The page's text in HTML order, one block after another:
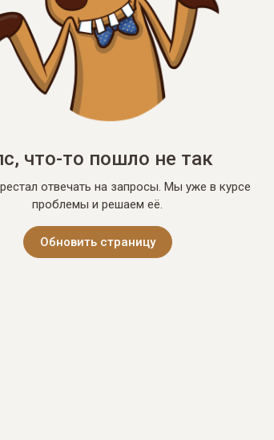
что-то пошло не так
отвечать на запросы. Мы уже в курсе
проблемы и решаем её.
Обновить страницу